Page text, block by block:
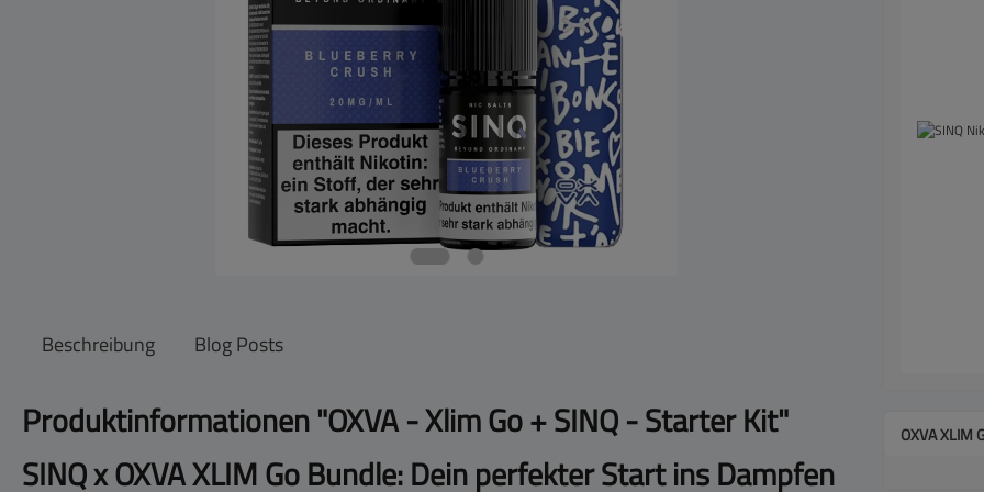
OXVA XLIM
Beschreibung Blog Posts
Produktinformationen "OXVA - Xlim Go + SINQ - Starter Kit"
SINQ x OXVA XLIM Go Bundle: Dein perfekter Start ins Dampfen